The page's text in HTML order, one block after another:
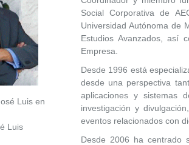
Luis
Social Corporativa de
Universidad Autónoma de
Estudios Avanzados, así
Empresa.
Desde 1996 está
desde una perspectiva
aplicaciones y sistemas
investigación y
eventos relacionados con
Desde 2006 ha centrado